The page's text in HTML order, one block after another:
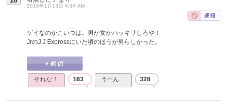
2016年1月13日 4:34 AM
ゲイなのかこいつは。男か女かハッキリしろや！
JrのJ.J Expressにいた頃のほうが男らしかった。
それな！ 163 うーん… 328